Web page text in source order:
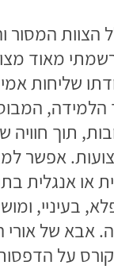
הצוות המסור
מאוד
שליחות
הלמידה,
תוך חוויה
אפשר
או אנגלית
בעיניי,
אבא של אורי
על